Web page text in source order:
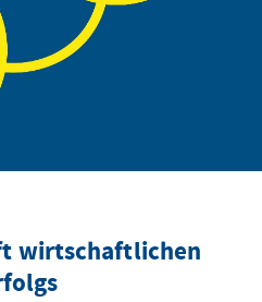
wirtschaftlichen